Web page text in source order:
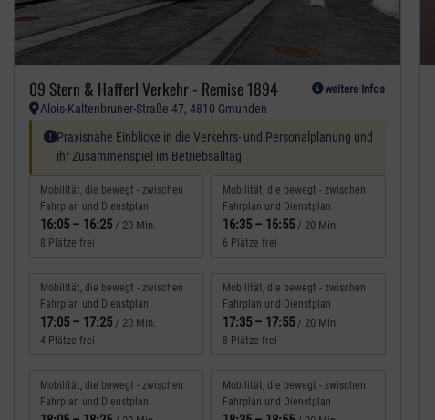
09 Stern & Hafferl Verkehr - Remise 1894 weitere Infos
Alois-Kaltenbruner-Straße 47, 4810 Gmunden
Spezielle Anforderungen:
Praxisnahe Einblicke in die Verkehrs- und Personalplanung und
ihr Zusammenspiel im Betriebsalltag
Mobilität, die bewegt - zwischen
Fahrplan und Dienstplan
16:05– 16:25 / 20 Min.
8 Plätze frei
Mobilität, die bewegt - zwischen
Fahrplan und Dienstplan
16:35– 16:55 / 20 Min.
6 Plätze frei
Mobilität, die bewegt - zwischen
Fahrplan und Dienstplan
17:05– 17:25 / 20 Min.
4 Plätze frei
Mobilität, die bewegt - zwischen
Fahrplan und Dienstplan
17:35– 17:55 / 20 Min.
8 Plätze frei
Mobilität, die bewegt - zwischen
Fahrplan und Dienstplan
Mobilität, die bewegt - zwischen
Fahrplan und Dienstplan